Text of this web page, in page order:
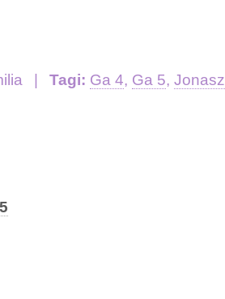
Tagi: Ga 4, Ga 5,Jonasz